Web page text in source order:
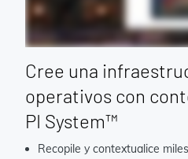
Cree una
operativos con
PI System™
Recopile y contextualice